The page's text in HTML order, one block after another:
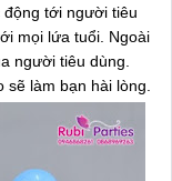
tới người tiêu
mọi lứa tuổi. Ngoài
người tiêu dùng.
làm bạn hài lòng.